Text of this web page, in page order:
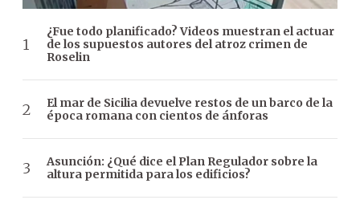
¿Fue todo planificado? Videos muestran el actuar
de los supuestos autores del atroz crimen de
Roselin
El mar de Sicilia devuelve restos de un barco de la
época romana con cientos de ánforas
Asunción: ¿Qué dice el Plan Regulador sobre la
altura permitida para los edificios?